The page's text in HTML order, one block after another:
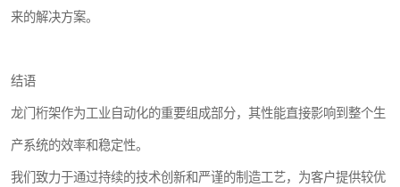
来的解决方案。
结语
龙门桁架作为工业自动化的重要组成部分，其性能直接影响到整个生
产系统的效率和稳定性。
我们致力于通过持续的技术创新和严谨的制造工艺，为客户提供较优